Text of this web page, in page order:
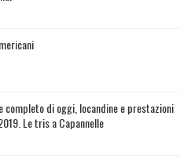
completo di oggi, locandine e prestazioni
Le tris a Capannelle